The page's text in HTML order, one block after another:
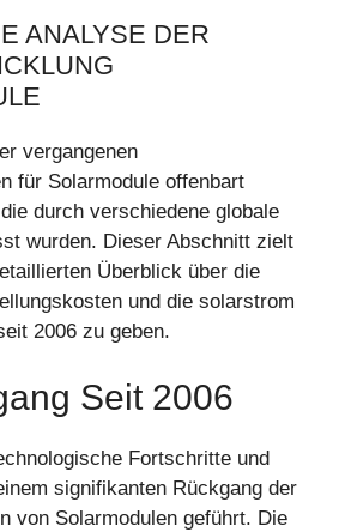
ANALYSE DER
vergangenen
für Solarmodule offenbart
durch verschiedene globale
wurden. Dieser Abschnitt zielt
Überblick über die
und die solarstrom
2006 zu geben.
Seit 2006
Fortschritte und
signifikanten Rückgang der
von Solarmodulen geführt. Die